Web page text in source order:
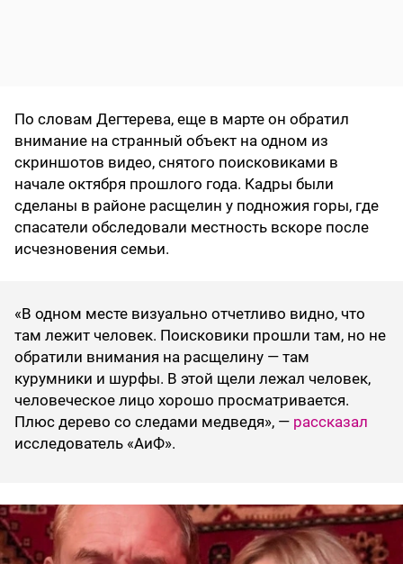
По словам Дегтерева, еще в марте он обратил
внимание на странный объект на одном из
скриншотов видео, снятого поисковиками в
начале октября прошлого года. Кадры были
сделаны в районе расщелин у подножия горы, где
спасатели обследовали местность вскоре после
исчезновения семьи.
«В одном месте визуально отчетливо видно, что
там лежит человек. Поисковики прошли там, но не
обратили внимания на расщелину — там
курумники и шурфы. В этой щели лежал человек,
человеческое лицо хорошо просматривается.
Плюс дерево со следами медведя», — рассказал
исследователь «АиФ».